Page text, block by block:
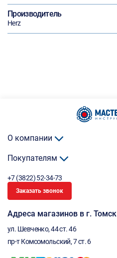
Производитель
Herz
О компании
Покупателям
+7 (3822) 52-34-73
Заказать звонок
Адреса магазинов в г. Томск
ул. Шевченко, 44 ст. 46
пр-т Комсомольский, 7 ст. 6